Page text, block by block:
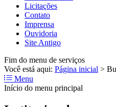
Licitações
Contato
Imprensa
Ouvidoria
Site Antigo
Fim do menu de serviços
Você está aqui: Página inicial >
Menu
Início do menu principal